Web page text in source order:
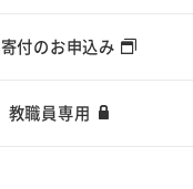
寄付のお申込み
教職員専用